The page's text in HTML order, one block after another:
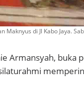
di Jl Kabo Jaya.
Armansyah, buka